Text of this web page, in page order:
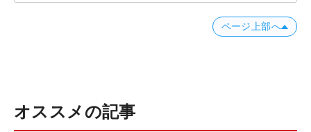
ページ上部へ
オススメの記事